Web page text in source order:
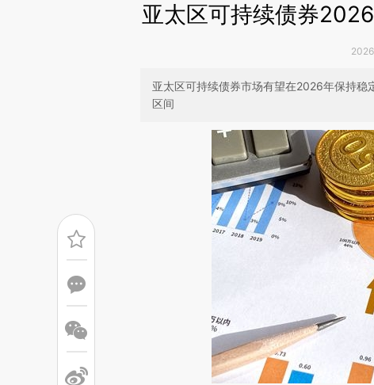
亚太区可持续债券
亚太区可持续债券市场有望在2026年保持
区间